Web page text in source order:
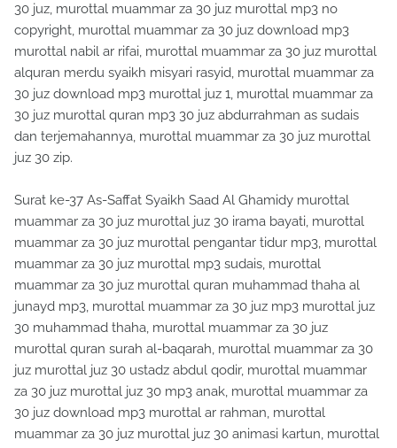
30 juz, murottal muammar za 30 juz murottal mp3 no
copyright, murottal muammar za 30 juz download mp3
murottal nabil ar rifai, murottal muammar za 30 juz murottal
alquran merdu syaikh misyari rasyid, murottal muammar za
30 juz download mp3 murottal juz 1, murottal muammar za
30 juz murottal quran mp3 30 juz abdurrahman as sudais
dan terjemahannya, murottal muammar za 30 juz murottal
juz 30 zip.
Surat ke-37 As-Saffat Syaikh Saad Al Ghamidy murottal
muammar za 30 juz murottal juz 30 irama bayati, murottal
muammar za 30 juz murottal pengantar tidur mp3, murottal
muammar za 30 juz murottal mp3 sudais, murottal
muammar za 30 juz murottal quran muhammad thaha al
junayd mp3, murottal muammar za 30 juz mp3 murottal juz
30 muhammad thaha, murottal muammar za 30 juz
murottal quran surah al-baqarah, murottal muammar za 30
juz murottal juz 30 ustadz abdul qodir, murottal muammar
za 30 juz murottal juz 30 mp3 anak, murottal muammar za
30 juz download mp3 murottal ar rahman, murottal
muammar za 30 juz murottal juz 30 animasi kartun, murottal